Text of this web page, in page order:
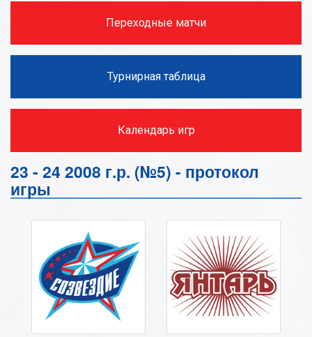
Переходные матчи
Турнирная таблица
Календарь игр
23 - 24 2008 г.р. (№5) - протокол
игры